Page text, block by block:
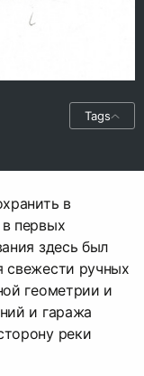
Tags
в
первых
здесь был
свежести ручных
геометрии и
и гаража
реки